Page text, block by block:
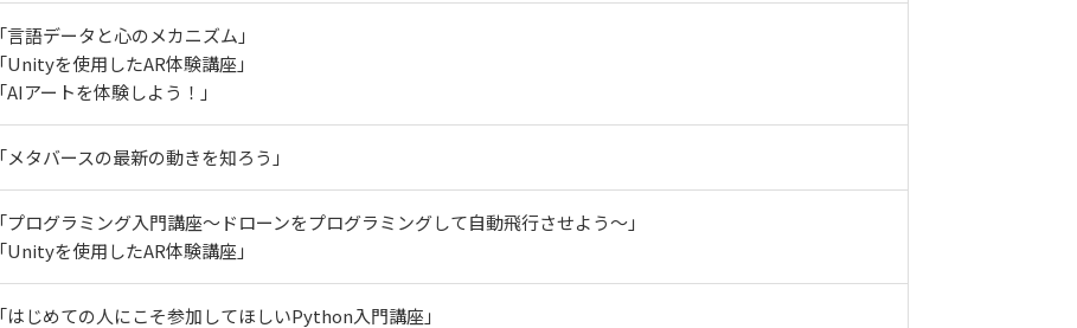
「言語データと心のメカニズム」
「Unityを使用したAR体験講座」
「AIアートを体験しよう！」
「メタバースの最新の動きを知ろう」
「プログラミング入門講座～ドローンをプログラミングして自動飛行させよう～」
「Unityを使用したAR体験講座」
「はじめての人にこそ参加してほしいPython入門講座」